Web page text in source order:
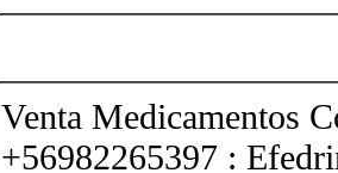
Venta Medicamentos
+56982265397 :